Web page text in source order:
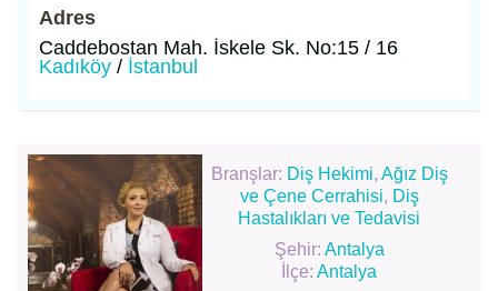
Adres
Caddebostan Mah. İskele Sk. No:15 / 16
Kadıköy / İstanbul
Branşlar: Diş Hekimi, Ağız Diş
ve Çene Cerrahisi, Diş
Hastalıkları ve Tedavisi
Şehir: Antalya
İlçe:Antalya